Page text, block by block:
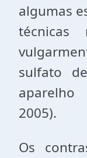
algumas
técnicas
sulfato
aparelho
2005).
Os